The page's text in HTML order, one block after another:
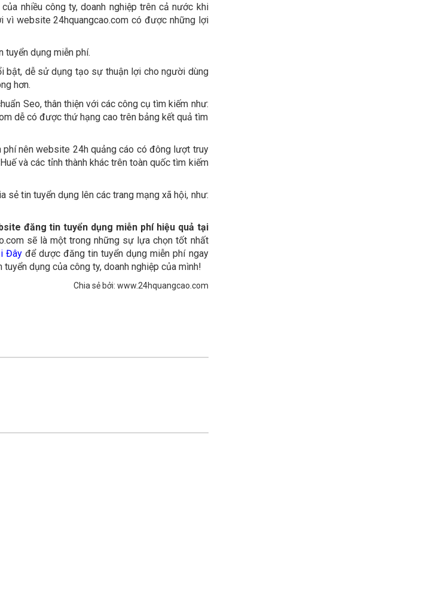
nhiều công ty, doanh nghiệp trên cả nước khi
vì website 24hquangcao.com có được những lợi
tuyển dụng miễn phí.
bật, dễ sử dụng tạo sự thuận lợi cho người dùng
hơn.
Seo, thân thiện với các công cụ tìm kiếm như:
dễ có được thứ hạng cao trên bảng kết quả tìm
nên website 24h quảng cáo có đông lượt truy
và các tỉnh thành khác trên toàn quốc tìm kiếm
sẻ tin tuyển dụng lên các trang mạng xã hội, như:
đăng tin tuyển dụng miễn phí hiệu quả tại
sẽ là một trong những sự lựa chọn tốt nhất
Đâyđể dược đăng tin tuyển dụng miễn phí ngay
dụng của công ty, doanh nghiệp của mình!
Chia sẻ bởi: www.24hquangcao.com